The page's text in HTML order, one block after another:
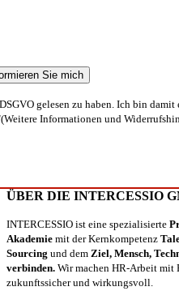
gelesen zu haben. Ich bin damit
Informationen und
ÜBER DIE INTERCESSIO
INTERCESSIO ist eine spezialisierte
Akademie mit der Kernkompetenz
Sourcing und dem Ziel, Mensch,
verbinden. Wir machen HR-Arbeit mit
zukunftssicher und wirkungsvoll.